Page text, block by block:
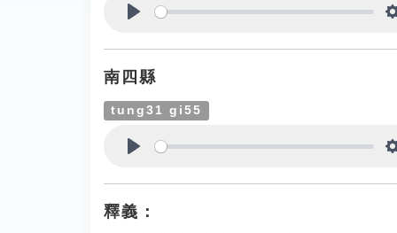
南四縣
tung31 gi55
釋義：